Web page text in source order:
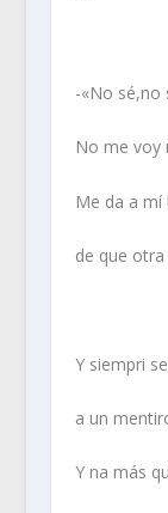
-«No sé,no
No me voy
Me da a mí
de que
Y siempri
a un
Y na más